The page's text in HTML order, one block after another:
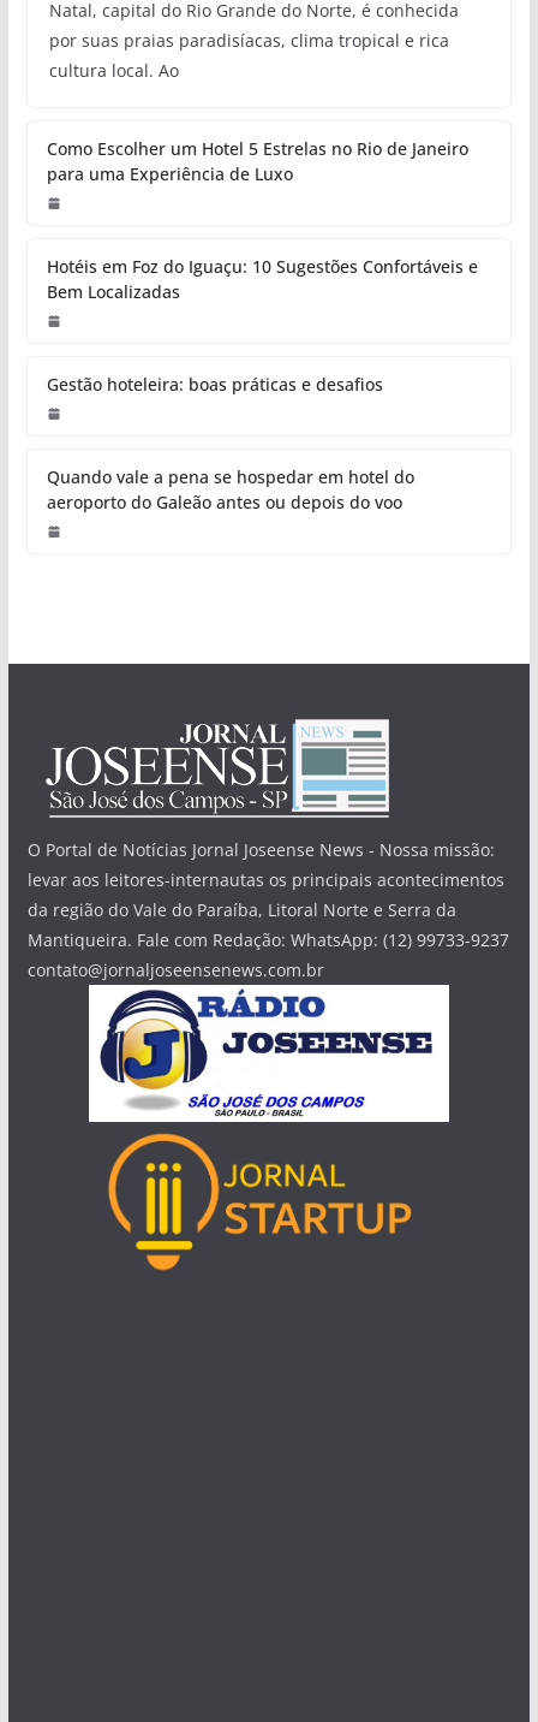
Natal, capital do Rio Grande do Norte, é conhecida
por suas praias paradisíacas, clima tropical e rica
cultura local. Ao
Como Escolher um Hotel 5 Estrelas no Rio de Janeiro
para uma Experiência de Luxo
Hotéis em Foz do Iguaçu: 10 Sugestões Confortáveis e
Bem Localizadas
Gestão hoteleira: boas práticas e desafios
Quando vale a pena se hospedar em hotel do
aeroporto do Galeão antes ou depois do voo
O Portal de Notícias Jornal Joseense News - Nossa missão:
levar aos leitores-internautas os principais acontecimentos
da região do Vale do Paraíba, Litoral Norte e Serra da
Mantiqueira. Fale com Redação: WhatsApp: (12) 99733-9237
contato@jornaljoseensenews.com.br